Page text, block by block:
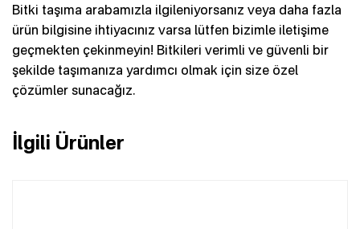
Bitki taşıma arabamızla ilgileniyorsanız veya daha fazla
ürün bilgisine ihtiyacınız varsa lütfen bizimle iletişime
geçmekten çekinmeyin! Bitkileri verimli ve güvenli bir
şekilde taşımanıza yardımcı olmak için size özel
çözümler sunacağız.
İlgili Ürünler